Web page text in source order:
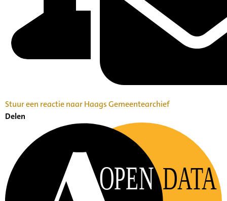
Stuur een reactie naar Haags Gemeentearchief
Delen
OPEN DATA